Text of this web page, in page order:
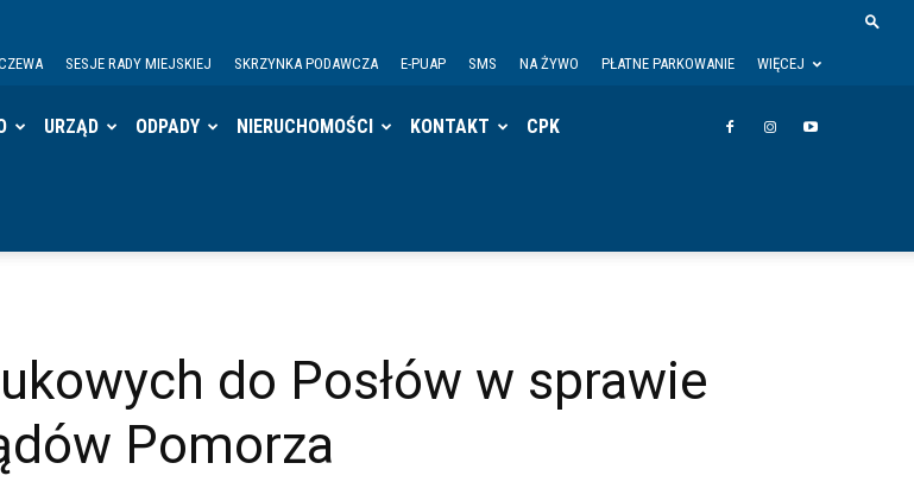
SESJE RADY MIEJSKIEJ SKRZYNKA PODAWCZA E-PUAP SMS NA ŻYWO PŁATNE PARKOWANIE WIĘCEJ
URZĄD ODPADY NIERUCHOMOŚCI KONTAKT CPK
do Posłów w sprawie
Pomorza